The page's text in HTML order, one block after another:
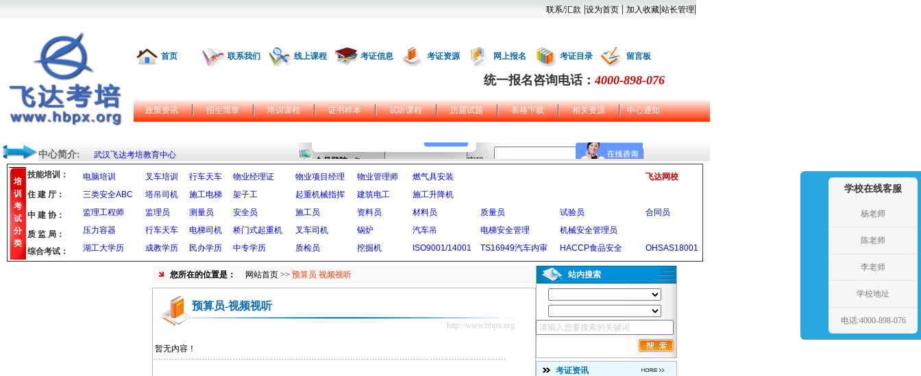
联系/汇款 |设为首页 | 加入收藏|站长管理|
首页 联系我们 线上课程 考证信息 考证资源 网上报名 考证目录 留言板
统一报名咨询电话：4000-898-076
政策资讯 招生简章 培训课程 证书样本 试听课程 历届试题 表格下载 相关资源 中心通知
中心简介: 武汉飞达考培教育中心
培
训
考
试
分
类
技能培训： 电脑培训 叉车培训 行车天车 物业经理证 物业项目经理 物业管理师 燃气具安装
飞达网校
三类安全ABC
塔吊司机 施工电梯 架子工 起重机械指挥 建筑电工
施工升降机
监理工程师
监理员 测量员 安全员 施工员 资料员 材料员 质量员 试验员
合同员
压力容器
行车天车 电梯司机 桥门式起重机 叉车司机 锅炉 汽车吊 电梯安全管理
机械安全管理员
湖工大学历
成教学历 民办学历 中专学历 质检员 挖掘机 ISO9001/14001 TS16949汽车内审 HACCP食品安全 OHSAS18001
住 建 厅：
中 建 协：
质 监 局：
综合考试：
您所在的位置是： 网站首页 >> 预算员 视频视听
预算员-视频视听
http://www.hbpx.org
暂无内容！
站内搜索
考证资讯
学校在线客服
杨老师
陈老师
李老师
学校地址
电话:4000-898-076